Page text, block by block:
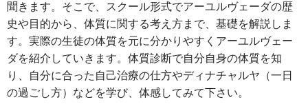
聞きます。そこで、スクール形式でアーユルヴェーダの歴
史や目的から、体質に関する考え方まで、基礎を解説しま
す。実際の生徒の体質を元に分かりやすくアーユルヴェー
ダを紹介していきます。体質診断で自分自身の体質を知
り、自分に合った自己治療の仕方やディナチャルヤ（一日
の過ごし方）などを学び、体感してみて下さい。